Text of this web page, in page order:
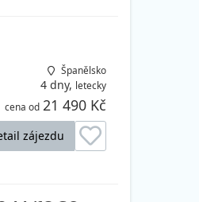
Španělsko
4 dny, letecky
cena od 21 490 Kč
zájezdu